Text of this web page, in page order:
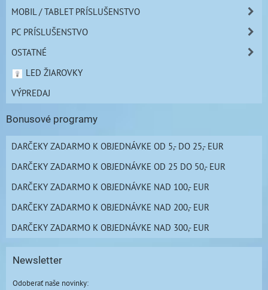
MOBIL / TABLET PRÍSLUŠENSTVO
PC PRÍSLUŠENSTVO
OSTATNÉ
LED ŽIAROVKY
VÝPREDAJ
Bonusové programy
DARČEKY ZADARMO K OBJEDNÁVKE OD 5,- DO 25,- EUR
DARČEKY ZADARMO K OBJEDNÁVKE OD 25 DO 50,- EUR
DARČEKY ZADARMO K OBJEDNÁVKE NAD 100,- EUR
DARČEKY ZADARMO K OBJEDNÁVKE NAD 200,- EUR
DARČEKY ZADARMO K OBJEDNÁVKE NAD 300,- EUR
Newsletter
Odoberať naše novinky: